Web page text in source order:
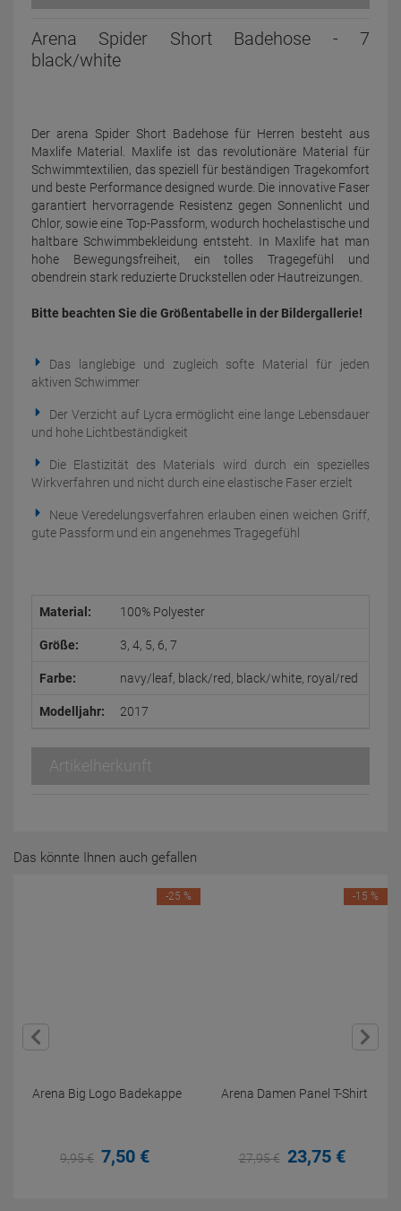
Arena Spider Short Badehose - 7
black/white
Der arena Spider Short Badehose für Herren besteht aus
Maxlife Material. Maxlife ist das revolutionäre Material für
Schwimmtextilien, das speziell für beständigen Tragekomfort
und beste Performance designed wurde. Die innovative Faser
garantiert hervorragende Resistenz gegen Sonnenlicht und
Chlor, sowie eine Top-Passform, wodurch hochelastische und
haltbare Schwimmbekleidung entsteht. In Maxlife hat man
hohe Bewegungsfreiheit, ein tolles Tragegefühl und
obendrein stark reduzierte Druckstellen oder Hautreizungen.
Bitte beachten Sie die Größentabelle in der Bildergallerie!
Das langlebige und zugleich softe Material für jeden
aktiven Schwimmer
Der Verzicht auf Lycra ermöglicht eine lange Lebensdauer
und hohe Lichtbeständigkeit
Die Elastizität des Materials wird durch ein spezielles
Wirkverfahren und nicht durch eine elastische Faser erzielt
Neue Veredelungsverfahren erlauben einen weichen Griff,
gute Passform und ein angenehmes Tragegefühl
Material: 100% Polyester
Größe: 3, 4, 5, 6, 7
Farbe: navy/leaf, black/red, black/white, royal/red
Modelljahr: 2017
Artikelherkunft
Das könnte Ihnen auch gefallen
Arena Big Logo Badekappe
9,95€ 7,50 €
-25 %
Arena Damen Panel T-Shirt
27,95€ 23,75 €
-15 %